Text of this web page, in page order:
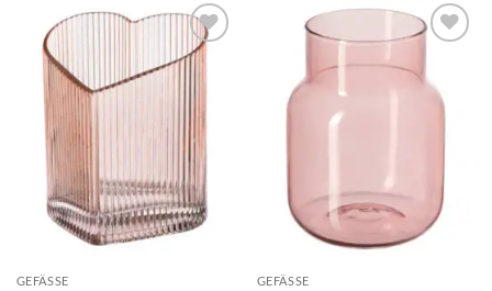
Auf die
Wunschliste
GEFÄSSE
Wunschliste
GEFÄSSE